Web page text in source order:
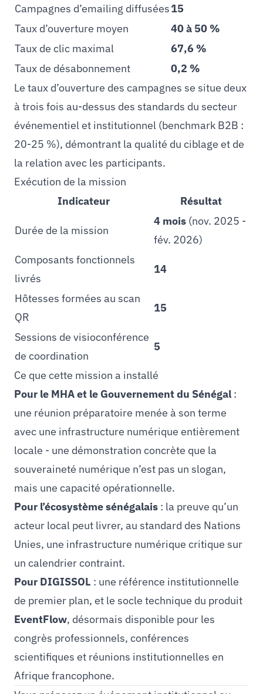
Campagnes d’emailing diffusées15
Taux d’ouverture moyen
40 à 50 %
Taux de clic maximal
67,6 %
Taux de désabonnement
0,2 %
Le taux d’ouverture des campagnes se situe deux
à trois fois au-dessus des standards du secteur
événementiel et institutionnel (benchmark B2B :
20-25 %), démontrant la qualité du ciblage et de
la relation avec les participants.
Exécution de la mission
Indicateur
Résultat
Durée de la mission
4 mois (nov. 2025 -
fév. 2026)
Composants fonctionnels
livrés
14
Hôtesses formées au scan
QR
15
Sessions de visioconférence
de coordination
5
Ce que cette mission a installé
Pour le MHA et le Gouvernement du Sénégal :
une réunion préparatoire menée à son terme
avec une infrastructure numérique entièrement
locale - une démonstration concrète que la
souveraineté numérique n’est pas un slogan,
mais une capacité opérationnelle.
Pour l’écosystème sénégalais : la preuve qu’un
acteur local peut livrer, au standard des Nations
Unies, une infrastructure numérique critique sur
un calendrier contraint.
Pour DIGISSOL : une référence institutionnelle
de premier plan, et le socle technique du produit
EventFlow, désormais disponible pour les
congrès professionnels, conférences
scientifiques et réunions institutionnelles en
Afrique francophone.